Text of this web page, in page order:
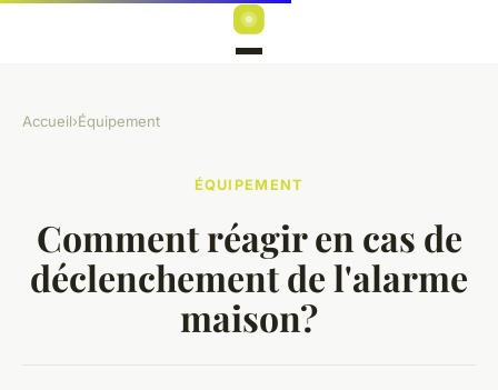
Accueil›Équipement
ÉQUIPEMENT
Comment réagir en cas de
déclenchement de l'alarme
maison?